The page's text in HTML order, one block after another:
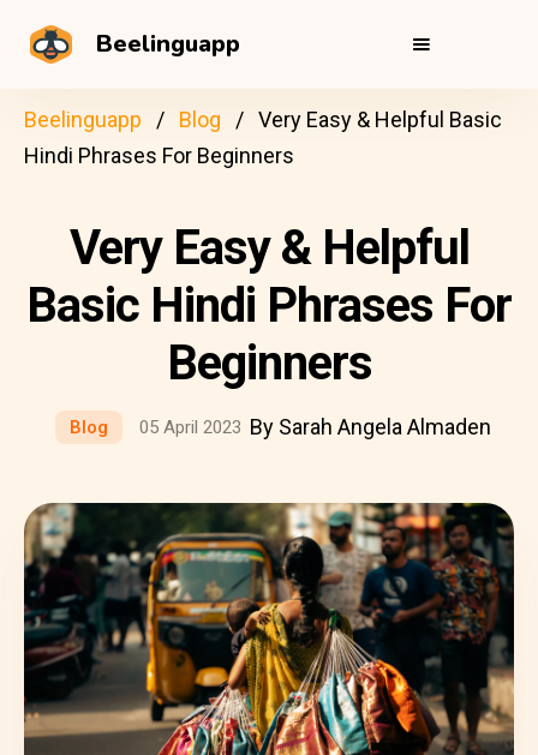
Beelinguapp
Beelinguapp Blog
Very Easy & Helpful Basic
Hindi Phrases For Beginners
Very Easy & Helpful
Basic Hindi Phrases For
Beginners
Blog 05 April 2023 By Sarah Angela Almaden